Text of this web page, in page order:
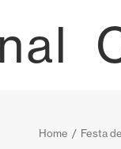
Home
Festa